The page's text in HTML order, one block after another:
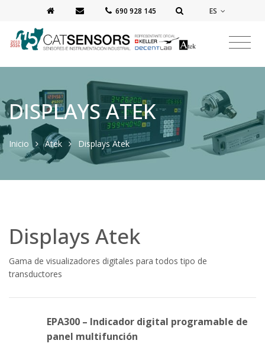
‭690 928 145‬ ES
DISPLAYS ATEK
Inicio Atek Displays Atek
Displays Atek
Gama de visualizadores digitales para todos tipo de
transductores
EPA300 – Indicador digital programable de
panel multifunción